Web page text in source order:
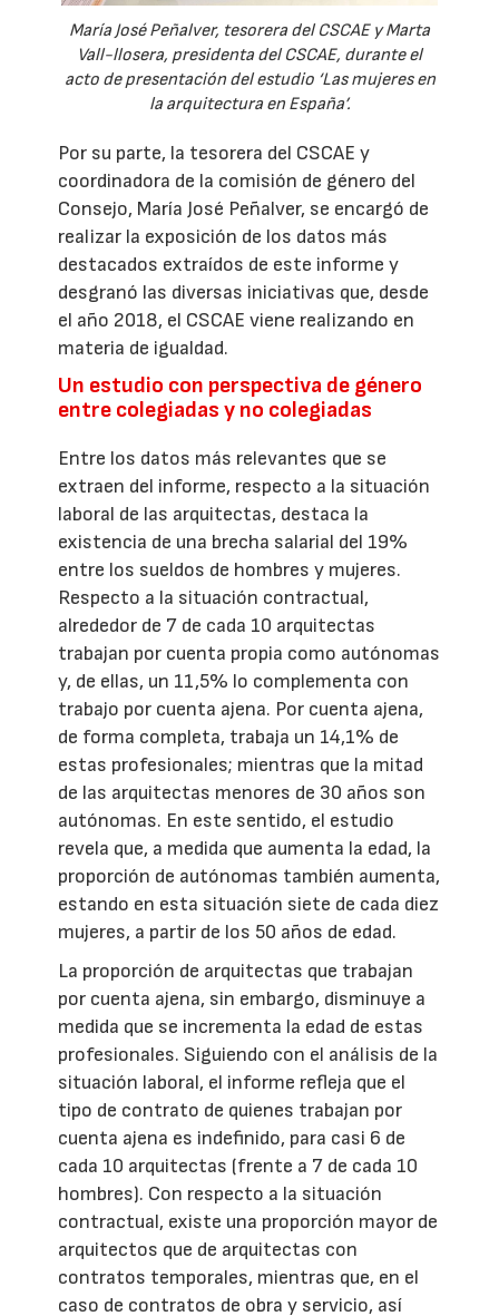
María José Peñalver, tesorera del CSCAE y Marta
Vall-llosera, presidenta del CSCAE, durante el
acto de presentación del estudio ‘Las mujeres en
la arquitectura en España’.
Por su parte, la tesorera del CSCAE y
coordinadora de la comisión de género del
Consejo, María José Peñalver, se encargó de
realizar la exposición de los datos más
destacados extraídos de este informe y
desgranó las diversas iniciativas que, desde
el año 2018, el CSCAE viene realizando en
materia de igualdad.
Un estudio con perspectiva de género
entre colegiadas y no colegiadas
Entre los datos más relevantes que se
extraen del informe, respecto a la situación
laboral de las arquitectas, destaca la
existencia de una brecha salarial del 19%
entre los sueldos de hombres y mujeres.
Respecto a la situación contractual,
alrededor de 7 de cada 10 arquitectas
trabajan por cuenta propia como autónomas
y, de ellas, un 11,5% lo complementa con
trabajo por cuenta ajena. Por cuenta ajena,
de forma completa, trabaja un 14,1% de
estas profesionales; mientras que la mitad
de las arquitectas menores de 30 años son
autónomas. En este sentido, el estudio
revela que, a medida que aumenta la edad, la
proporción de autónomas también aumenta,
estando en esta situación siete de cada diez
mujeres, a partir de los 50 años de edad.
La proporción de arquitectas que trabajan
por cuenta ajena, sin embargo, disminuye a
medida que se incrementa la edad de estas
profesionales. Siguiendo con el análisis de la
situación laboral, el informe refleja que el
tipo de contrato de quienes trabajan por
cuenta ajena es indefinido, para casi 6 de
cada 10 arquitectas (frente a 7 de cada 10
hombres). Con respecto a la situación
contractual, existe una proporción mayor de
arquitectos que de arquitectas con
contratos temporales, mientras que, en el
caso de contratos de obra y servicio, así